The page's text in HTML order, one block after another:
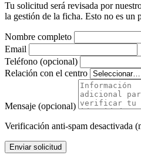
Tu solicitud será revisada por
la gestión de la ficha. Esto no es un
Nombre completo
Email
Teléfono (opcional)
Relación con el centro
Mensaje (opcional)
Verificación anti-spam desactivada
Enviar solicitud